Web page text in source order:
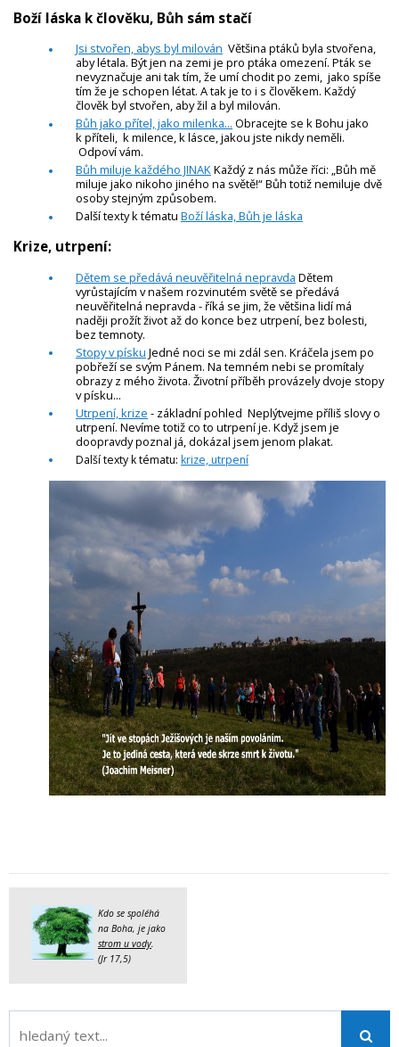
Boží láska k člověku, Bůh sám stačí
Jsi stvořen, abys byl milován Většina ptáků byla stvořena,
aby létala. Být jen na zemi je pro ptáka omezení. Pták se
nevyznačuje ani tak tím, že umí chodit po zemi, jako spíše
tím že je schopen létat. A tak je to i s člověkem. Každý
člověk byl stvořen, aby žil a byl milován.
Bůh jako přítel, jako milenka... Obracejte se k Bohu jako
k příteli, k milence, k lásce, jakou jste nikdy neměli.
Odpoví vám.
Bůh miluje každého JINAKKaždý z nás může říci: „Bůh mě
miluje jako nikoho jiného na světě!“ Bůh totiž nemiluje dvě
osoby stejným způsobem.
Další texty k tématu Boží láska, Bůh je láska
Krize, utrpení:
Dětem se předává neuvěřitelná nepravda Dětem
vyrůstajícím v našem rozvinutém světě se předává
neuvěřitelná nepravda - říká se jim, že většina lidí má
naději prožít život až do konce bez utrpení, bez bolesti,
bez temnoty.
Stopy v písku Jedné noci se mi zdál sen. Kráčela jsem po
pobřeží se svým Pánem. Na temném nebi se promítaly
obrazy z mého života. Životní příběh provázely dvoje stopy
v písku...
Utrpení, krize - základní pohled Neplýtvejme příliš slovy o
utrpení. Nevíme totiž co to utrpení je. Když jsem je
doopravdy poznal já, dokázal jsem jenom plakat.
Další texty k tématu: krize, utrpení
Kdo se spoléhá
na Boha, je jako
strom u vody.
(Jr 17,5)